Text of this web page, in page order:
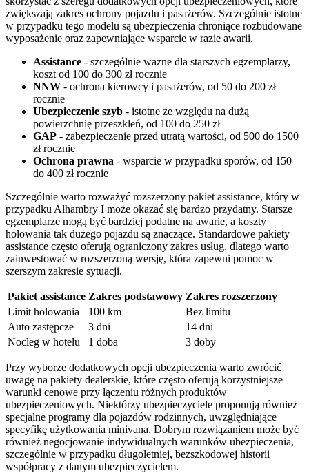
zwiększają zakres ochrony pojazdu i pasażerów. Szczególnie istotne
w przypadku tego modelu są ubezpieczenia chroniące rozbudowane
wyposażenie oraz zapewniające wsparcie w razie awarii.
Assistance - szczególnie ważne dla starszych egzemplarzy,
koszt od 100 do 300 zł rocznie
NNW - ochrona kierowcy i pasażerów, od 50 do 200 zł
rocznie
Ubezpieczenie szyb - istotne ze względu na dużą
powierzchnię przeszkleń, od 100 do 250 zł
GAP - zabezpieczenie przed utratą wartości, od 500 do 1500
zł rocznie
Ochrona prawna - wsparcie w przypadku sporów, od 150
do 400 zł rocznie
Szczególnie warto rozważyć rozszerzony pakiet assistance, który w
przypadku Alhambry I może okazać się bardzo przydatny. Starsze
egzemplarze mogą być bardziej podatne na awarie, a koszty
holowania tak dużego pojazdu są znaczące. Standardowe pakiety
assistance często oferują ograniczony zakres usług, dlatego warto
zainwestować w rozszerzoną wersję, która zapewni pomoc w
szerszym zakresie sytuacji.
Pakiet assistance Zakres podstawowy Zakres rozszerzony
Limit holowania
100 km
Bez limitu
Auto zastępcze
3 dni
14 dni
Nocleg w hotelu
1 doba 3 doby
Przy wyborze dodatkowych opcji ubezpieczenia warto zwrócić
uwagę na pakiety dealerskie, które często oferują korzystniejsze
warunki cenowe przy łączeniu różnych produktów
ubezpieczeniowych. Niektórzy ubezpieczyciele proponują również
specjalne programy dla pojazdów rodzinnych, uwzględniające
specyfikę użytkowania minivana. Dobrym rozwiązaniem może być
również negocjowanie indywidualnych warunków ubezpieczenia,
szczególnie w przypadku długoletniej, bezszkodowej historii
współpracy z danym ubezpieczycielem.